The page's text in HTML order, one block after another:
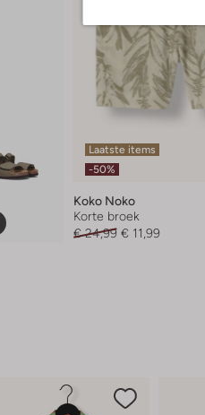
Laatste items
-50%
Koko Noko
Korte broek
€ 24,99 € 11,99